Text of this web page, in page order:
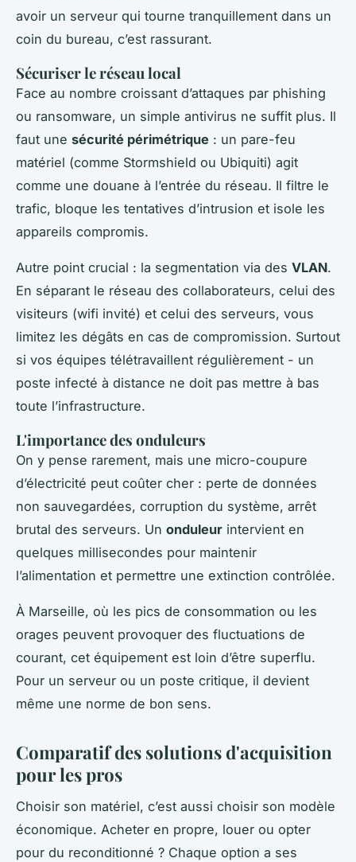
avoir un serveur qui tourne tranquillement dans un
coin du bureau, c’est rassurant.
Sécuriser le réseau local
Face au nombre croissant d’attaques par phishing
ou ransomware, un simple antivirus ne suffit plus. Il
faut une sécurité périmétrique : un pare-feu
matériel (comme Stormshield ou Ubiquiti) agit
comme une douane à l’entrée du réseau. Il filtre le
trafic, bloque les tentatives d’intrusion et isole les
appareils compromis.
Autre point crucial : la segmentation via des VLAN.
En séparant le réseau des collaborateurs, celui des
visiteurs (wifi invité) et celui des serveurs, vous
limitez les dégâts en cas de compromission. Surtout
si vos équipes télétravaillent régulièrement - un
poste infecté à distance ne doit pas mettre à bas
toute l’infrastructure.
L'importance des onduleurs
On y pense rarement, mais une micro-coupure
d’électricité peut coûter cher : perte de données
non sauvegardées, corruption du système, arrêt
brutal des serveurs. Un onduleur intervient en
quelques millisecondes pour maintenir
l’alimentation et permettre une extinction contrôlée.
À Marseille, où les pics de consommation ou les
orages peuvent provoquer des fluctuations de
courant, cet équipement est loin d’être superflu.
Pour un serveur ou un poste critique, il devient
même une norme de bon sens.
Comparatif des solutions d'acquisition
pour les pros
Choisir son matériel, c’est aussi choisir son modèle
économique. Acheter en propre, louer ou opter
pour du reconditionné ? Chaque option a ses